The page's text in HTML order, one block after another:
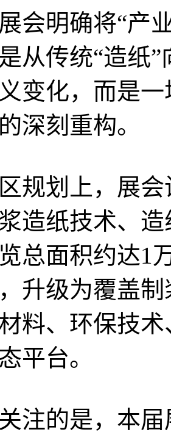
明确将“产业
从传统“造纸
变化，而是
深刻重构。
划上，展会
造纸技术、
总面积约达1
升级为覆盖
料、环保技
平台。
的是，本届